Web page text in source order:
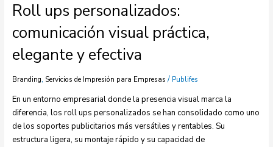
Roll ups personalizados:
comunicación visual práctica,
elegante y efectiva
Branding, Servicios de Impresión para Empresas/ Publifes
En un entorno empresarial donde la presencia visual marca la
diferencia, los roll ups personalizados se han consolidado como uno
de los soportes publicitarios más versátiles y rentables. Su
estructura ligera, su montaje rápido y su capacidad de